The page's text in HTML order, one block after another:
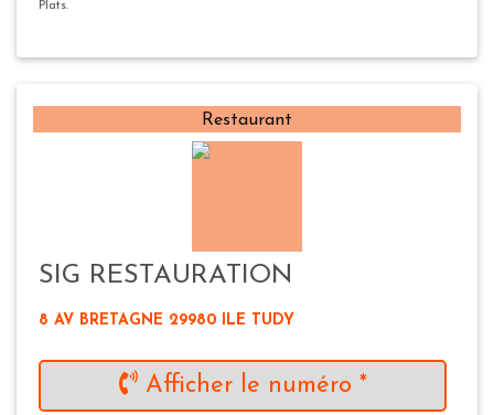
Plats.
Restaurant
SIG RESTAURATION
8 AV BRETAGNE 29980 ILE TUDY
Afficher le numéro *